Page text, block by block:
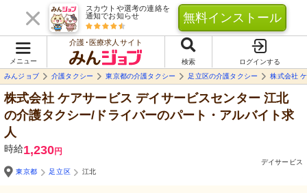
スカウトや選考の連絡を
通知でお知らせ
無料インストール
メニュー
介護･医療求人サイト
検索
ログインする
みんジョブ
介護タクシー 東京都の介護タクシー 足立区の介護タクシー 株式会社
株式会社 ケアサービス デイサービスセンター 江北
の介護タクシー/ドライバーのパート・アルバイト求
人
時給1,230円
デイサービス
東京都
足立区 江北